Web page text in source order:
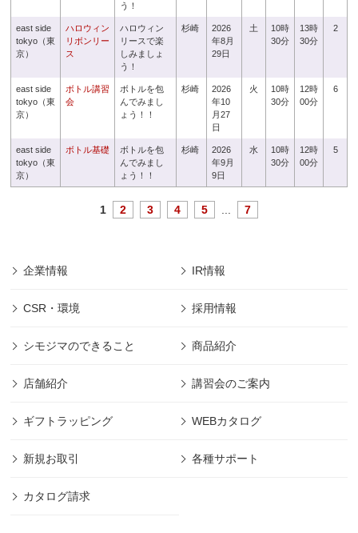
う！
east side
tokyo（東
京）
ハロウィン
リボンリー
ス
ハロウィン
リースで楽
しみましょ
う！
杉崎
2026
年8月
29日
土
10時
30分
13時
30分
2
east side
tokyo（東
京）
ボトル講習
会
ボトルを包
んでみまし
ょう！！
杉崎
2026
年10
月27
日
火
10時
30分
12時
00分
6
east side
tokyo（東
京）
ボトル基礎
ボトルを包
んでみまし
ょう！！
杉崎
2026
年9月
9日
水
10時
30分
12時
00分
5
1 2 3 4 5 7
企業情報 IR情報
CSR・環境 採用情報
シモジマのできること 商品紹介
店舗紹介 講習会のご案内
ギフトラッピング WEBカタログ
新規お取引 各種サポート
カタログ請求